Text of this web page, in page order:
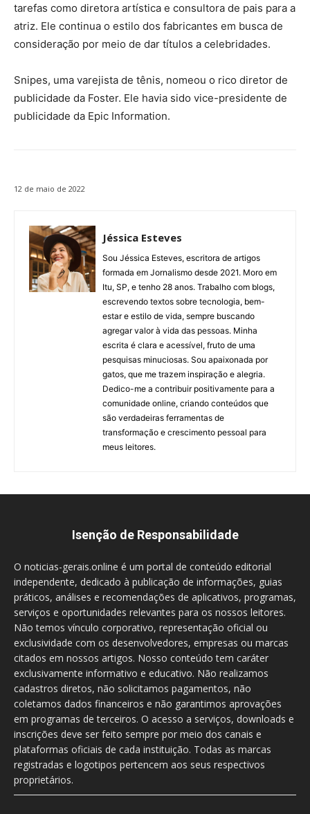
tarefas como diretora artística e consultora de pais para a
atriz. Ele continua o estilo dos fabricantes em busca de
consideração por meio de dar títulos a celebridades.
Snipes, uma varejista de tênis, nomeou o rico diretor de
publicidade da Foster. Ele havia sido vice-presidente de
publicidade da Epic Information.
12 de maio de 2022
Jéssica Esteves
Sou Jéssica Esteves, escritora de artigos
formada em Jornalismo desde 2021. Moro em
Itu, SP, e tenho 28 anos. Trabalho com blogs,
escrevendo textos sobre tecnologia, bem-
estar e estilo de vida, sempre buscando
agregar valor à vida das pessoas. Minha
escrita é clara e acessível, fruto de uma
pesquisas minuciosas. Sou apaixonada por
gatos, que me trazem inspiração e alegria.
Dedico-me a contribuir positivamente para a
comunidade online, criando conteúdos que
são verdadeiras ferramentas de
transformação e crescimento pessoal para
meus leitores.
Isenção de Responsabilidade
O noticias-gerais.online é um portal de conteúdo editorial
independente, dedicado à publicação de informações, guias
práticos, análises e recomendações de aplicativos, programas,
serviços e oportunidades relevantes para os nossos leitores.
Não temos vínculo corporativo, representação oficial ou
exclusividade com os desenvolvedores, empresas ou marcas
citados em nossos artigos. Nosso conteúdo tem caráter
exclusivamente informativo e educativo. Não realizamos
cadastros diretos, não solicitamos pagamentos, não
coletamos dados financeiros e não garantimos aprovações
em programas de terceiros. O acesso a serviços, downloads e
inscrições deve ser feito sempre por meio dos canais e
plataformas oficiais de cada instituição. Todas as marcas
registradas e logotipos pertencem aos seus respectivos
proprietários.